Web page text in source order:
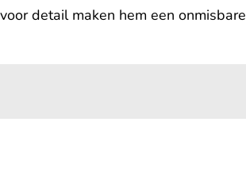
detail maken hem een onmisbare